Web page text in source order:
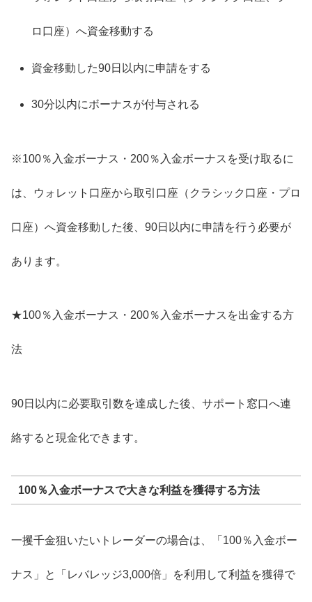
ロ口座）へ資金移動する
資金移動した90日以内に申請をする
30分以内にボーナスが付与される
※100％入金ボーナス・200％入金ボーナスを受け取るに
は、ウォレット口座から取引口座（クラシック口座・プロ
口座）へ資金移動した後、90日以内に申請を行う必要が
あります。
★100％入金ボーナス・200％入金ボーナスを出金する方
法
90日以内に必要取引数を達成した後、サポート窓口へ連
絡すると現金化できます。
100％入金ボーナスで大きな利益を獲得する方法
一攫千金狙いたいトレーダーの場合は、「100％入金ボー
ナス」と「レバレッジ3,000倍」を利用して利益を獲得で